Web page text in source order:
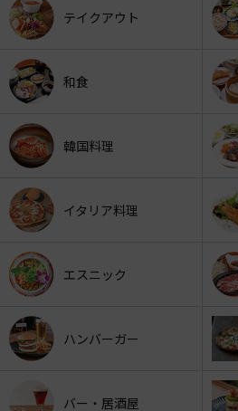
テイクアウト
和食
韓国料理
イタリア料理
エスニック
ハンバーガー
バー・居酒屋